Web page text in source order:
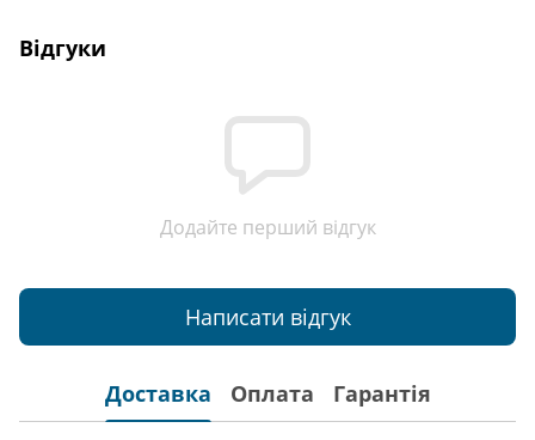
Відгуки
Додайте перший відгук
Написати відгук
Доставка Оплата Гарантія